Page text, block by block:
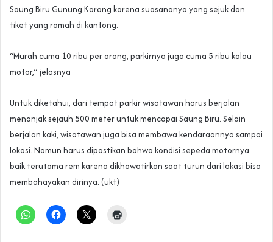
Saung Biru Gunung Karang karena suasananya yang sejuk dan
tiket yang ramah di kantong.
“Murah cuma 10 ribu per orang, parkirnya juga cuma 5 ribu kalau
motor,” jelasnya
Untuk diketahui, dari tempat parkir wisatawan harus berjalan
menanjak sejauh 500 meter untuk mencapai Saung Biru. Selain
berjalan kaki, wisatawan juga bisa membawa kendaraannya sampai
lokasi. Namun harus dipastikan bahwa kondisi sepeda motornya
baik terutama rem karena dikhawatirkan saat turun dari lokasi bisa
membahayakan dirinya. (ukt)